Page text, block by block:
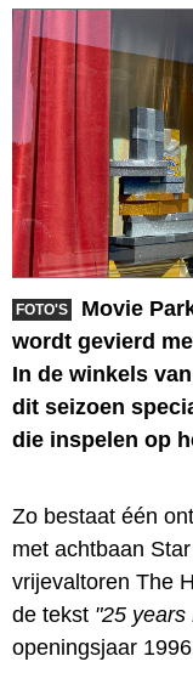
FOTO'S
Movie
wordt gevierd
In de winkels
dit seizoen
die inspelen op
Zo bestaat één
met achtbaan
vrijevaltoren The
de tekst "25 years
openingsjaar